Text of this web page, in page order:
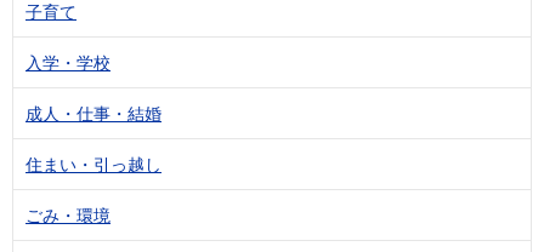
子育て
入学・学校
成人・仕事・結婚
住まい・引っ越し
ごみ・環境